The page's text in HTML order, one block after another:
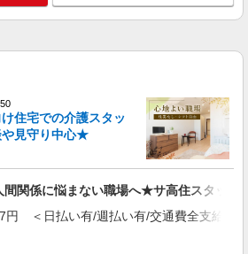
1550円〜2187円 ＜日払い有/週払い有/交
詳細を見る
▼綺麗なサ高住で生活ケア▼清掃やフロ
回など
住宅での介護スタッ
や見守り中心★
関係に悩まない職場へ★サ高住スタッフ
円 ＜日払い有/週払い有/交通費全支給(ガ